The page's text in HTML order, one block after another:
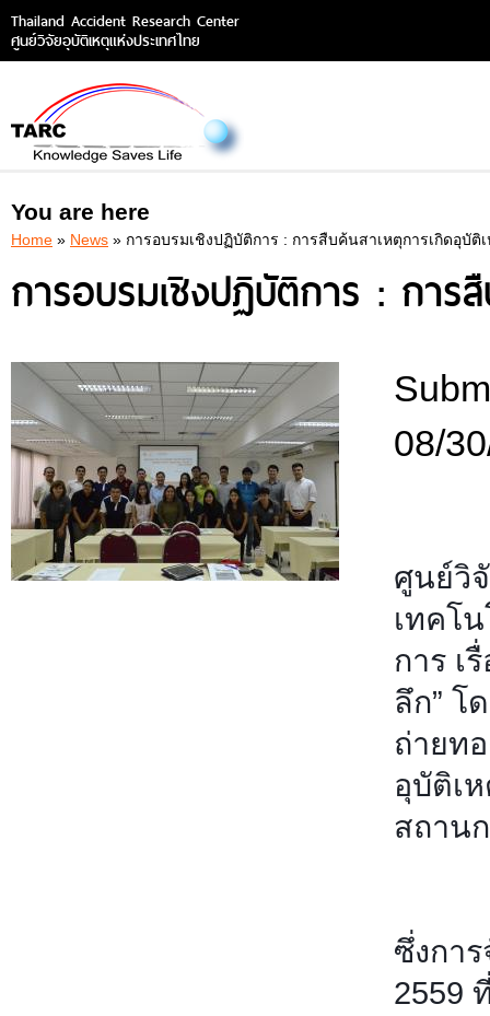
Thailand Accident Research Center
ศูนย์วิจัยอุบัติเหตุแห่งประเทศไทย
You are here
Home » News » การอบรมเชิงปฏิบัติการ : การสืบค้นสาเหตุการเกิดอุบัติ
การอบรมเชิงปฏิบัติการ : การ
08/
ศูนย์วิ
เทคโ
การ เ
ลึก” โ
ถ่ายท
อุบัติเ
สถาน
ซึ่งกา
2559